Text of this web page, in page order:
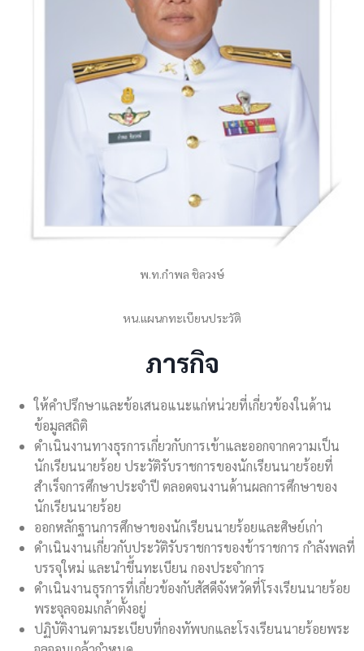
พ.ท.กำพล ชิลวงษ์
หน.แผนกทะเบียนประวัติ
ภารกิจ
ให้คำปรึกษาและข้อเสนอแนะแก่หน่วยที่เกี่ยวข้องในด้าน
ข้อมูลสถิติ
ดำเนินงานทางธุรการเกี่ยวกับการเข้าและออกจากความเป็น
นักเรียนนายร้อย ประวัติรับราชการของนักเรียนนายร้อยที่
สำเร็จการศึกษาประจำปี ตลอดจนงานด้านผลการศึกษาของ
นักเรียนนายร้อย
ออกหลักฐานการศึกษาของนักเรียนนายร้อยและศิษย์เก่า
ดำเนินงานเกี่ยวกับประวัติรับราชการของข้าราชการ กำลังพลที่
บรรจุใหม่ และนำขึ้นทะเบียน กองประจำการ
ดำเนินงานธุรการที่เกี่ยวข้องกับสัสดีจังหวัดที่โรงเรียนนายร้อย
พระจุลจอมเกล้าตั้งอยู่
ปฏิบัติงานตามระเบียบที่กองทัพบกและโรงเรียนนายร้อยพระ